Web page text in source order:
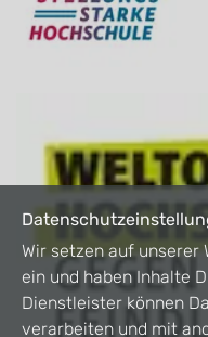
Wir setzen auf unserer
ein und haben Inhalte
Dienstleister können
verarbeiten und mit